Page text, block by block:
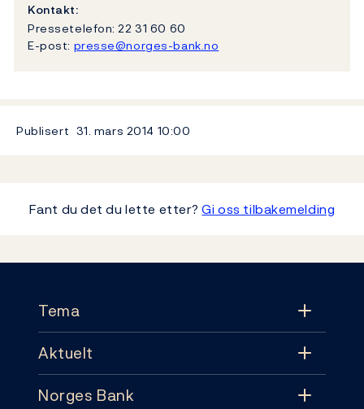
Kontakt:
Pressetelefon: 22 31 60 60
E-post: presse@norges-bank.no
Publisert 31. mars 2014 10:00
Fant du det du lette etter?Gi oss tilbakemelding
Tema
Tema
Aktuelt
Aktuelt
Norges Bank